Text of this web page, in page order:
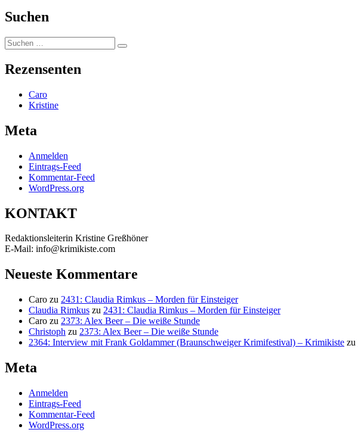
Suchen
Suchen
nach:
Suchen
Rezensenten
Caro
Kristine
Meta
Anmelden
Eintrags-Feed
Kommentar-Feed
WordPress.org
KONTAKT
Redaktionsleiterin Kristine Greßhöner
E-Mail: info@krimikiste.com
Neueste Kommentare
Caro zu 2431: Claudia Rimkus – Morden für Einsteiger
Claudia Rimkus zu 2431: Claudia Rimkus – Morden für Einsteiger
Caro zu 2373: Alex Beer – Die weiße Stunde
Christoph zu 2373: Alex Beer – Die weiße Stunde
2364: Interview mit Frank Goldammer (Braunschweiger Krimifestival) – Krimikiste zu
Meta
Anmelden
Eintrags-Feed
Kommentar-Feed
WordPress.org